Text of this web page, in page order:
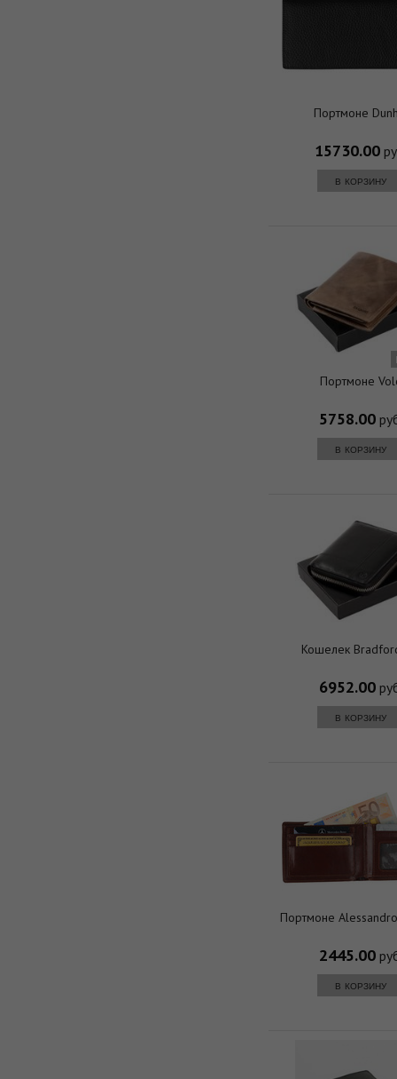
Портмоне
15730.00
в корзину
Портмоне
5758.00
в корзину
Кошелек
6952.00
в корзину
Портмоне
2445.00
в корзину